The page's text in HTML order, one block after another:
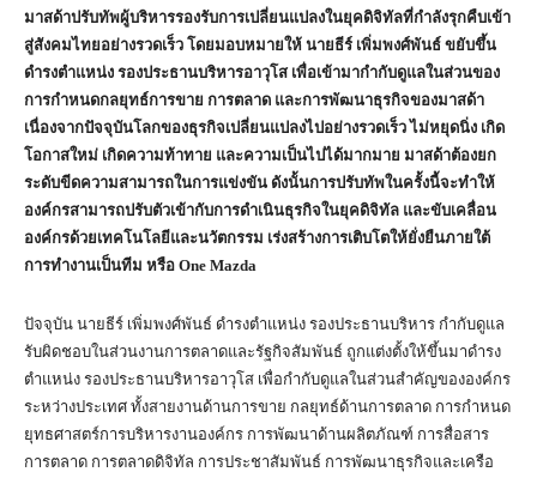
มาสด้าปรับทัพผู้บริหารรองรับการเปลี่ยนแปลงในยุคดิจิทัลที่กำลังรุกคืบเข้า
สู่สังคมไทยอย่างรวดเร็ว โดยมอบหมายให้ นายธีร์ เพิ่มพงศ์พันธ์ ขยับขึ้น
ดำรงตำแหน่ง รองประธานบริหารอาวุโส เพื่อเข้ามากำกับดูแลในส่วนของ
การกำหนดกลยุทธ์การขาย การตลาด และการพัฒนาธุรกิจของมาสด้า
เนื่องจากปัจจุบันโลกของธุรกิจเปลี่ยนแปลงไปอย่างรวดเร็ว ไม่หยุดนิ่ง เกิด
โอกาสใหม่ เกิดความท้าทาย และความเป็นไปได้มากมาย มาสด้าต้องยก
ระดับขีดความสามารถในการแข่งขัน ดังนั้นการปรับทัพในครั้งนี้จะทำให้
องค์กรสามารถปรับตัวเข้ากับการดำเนินธุรกิจในยุคดิจิทัล และขับเคลื่อน
องค์กรด้วยเทคโนโลยีและนวัตกรรม เร่งสร้างการเติบโตให้ยั่งยืนภายใต้
การทำงานเป็นทีม หรือ One Mazda
ปัจจุบัน นายธีร์ เพิ่มพงศ์พันธ์ ดำรงตำแหน่ง รองประธานบริหาร กำกับดูแล
รับผิดชอบในส่วนงานการตลาดและรัฐกิจสัมพันธ์ ถูกแต่งตั้งให้ขึ้นมาดำรง
ตำแหน่ง รองประธานบริหารอาวุโส เพื่อกำกับดูแลในส่วนสำคัญขององค์กร
ระหว่างประเทศ ทั้งสายงานด้านการขาย กลยุทธ์ด้านการตลาด การกำหนด
ยุทธศาสตร์การบริหารงานองค์กร การพัฒนาด้านผลิตภัณฑ์ การสื่อสาร
การตลาด การตลาดดิจิทัล การประชาสัมพันธ์ การพัฒนาธุรกิจและเครือ